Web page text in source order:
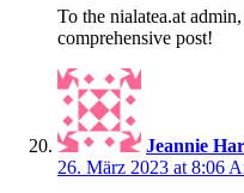
To the nialatea.at
comprehensive post!
Jeannie
26. März 2023 at 8:06